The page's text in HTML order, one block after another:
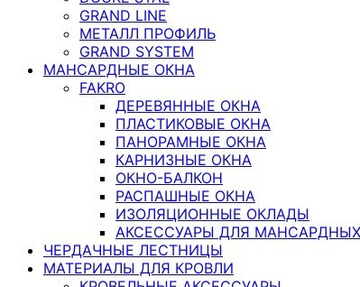
GRAND LINE
МЕТАЛЛ ПРОФИЛЬ
GRAND SYSTEM
МАНСАРДНЫЕ ОКНА
FAKRO
ДЕРЕВЯННЫЕ ОКНА
ПЛАСТИКОВЫЕ ОКНА
ПАНОРАМНЫЕ ОКНА
КАРНИЗНЫЕ ОКНА
ОКНО-БАЛКОН
РАСПАШНЫЕ ОКНА
ИЗОЛЯЦИОННЫЕ ОКЛАДЫ
АКСЕССУАРЫ ДЛЯ
ЧЕРДАЧНЫЕ ЛЕСТНИЦЫ
МАТЕРИАЛЫ ДЛЯ КРОВЛИ